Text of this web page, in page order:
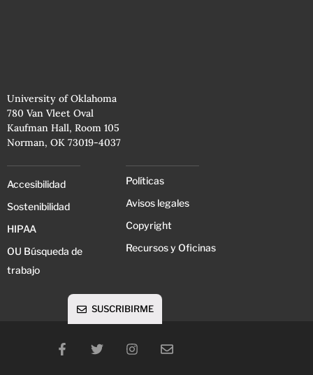
University of Oklahoma
780 Van Vleet Oval
Kaufman Hall, Room 105
Norman, OK 73019-4037
Accesibilidad
Sostenibilidad
HIPAA
OU Búsqueda de
trabajo
Políticas
Avisos legales
Copyright
Recursos y Oficinas
SUSCRIBIRME